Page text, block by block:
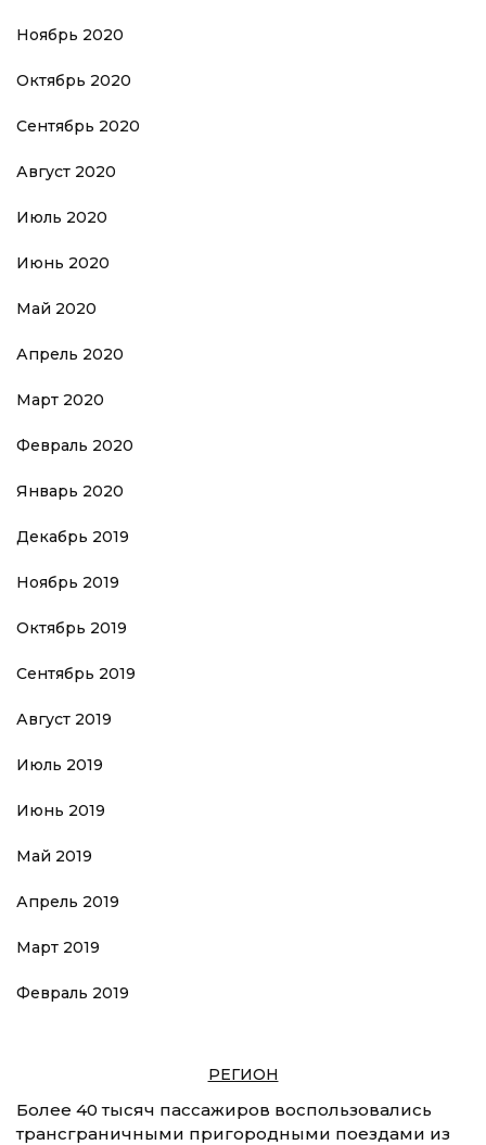
Ноябрь 2020
Октябрь 2020
Сентябрь 2020
Август 2020
Июль 2020
Июнь 2020
Май 2020
Апрель 2020
Март 2020
Февраль 2020
Январь 2020
Декабрь 2019
Ноябрь 2019
Октябрь 2019
Сентябрь 2019
Август 2019
Июль 2019
Июнь 2019
Май 2019
Апрель 2019
Март 2019
Февраль 2019
РЕГИОН
Более 40 тысяч пассажиров воспользовались
трансграничными пригородными поездами из